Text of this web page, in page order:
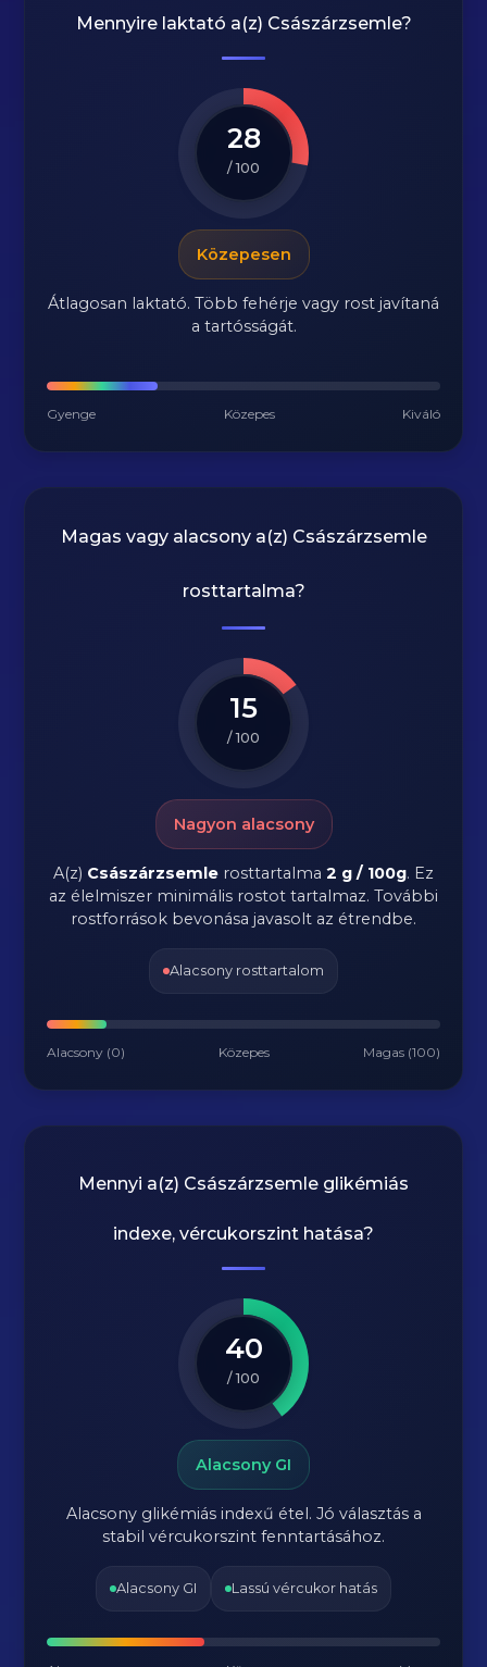
Mennyire laktató a(z) Császárzsemle?
28
/ 100
Közepesen
Átlagosan laktató. Több fehérje vagy rost javítaná
a tartósságát.
Gyenge Közepes Kiváló
Magas vagy alacsony a(z) Császárzsemle
rosttartalma?
15
/ 100
Nagyon alacsony
A(z) Császárzsemle rosttartalma 2 g / 100g. Ez
az élelmiszer minimális rostot tartalmaz. További
rostforrások bevonása javasolt az étrendbe.
Alacsony rosttartalom
Alacsony (0) Közepes Magas (100)
Mennyi a(z) Császárzsemle glikémiás
indexe, vércukorszint hatása?
40
/ 100
Alacsony GI
Alacsony glikémiás indexű étel. Jó választás a
stabil vércukorszint fenntartásához.
Alacsony GI Lassú vércukor hatás